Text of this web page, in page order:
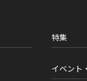
特集
イベント